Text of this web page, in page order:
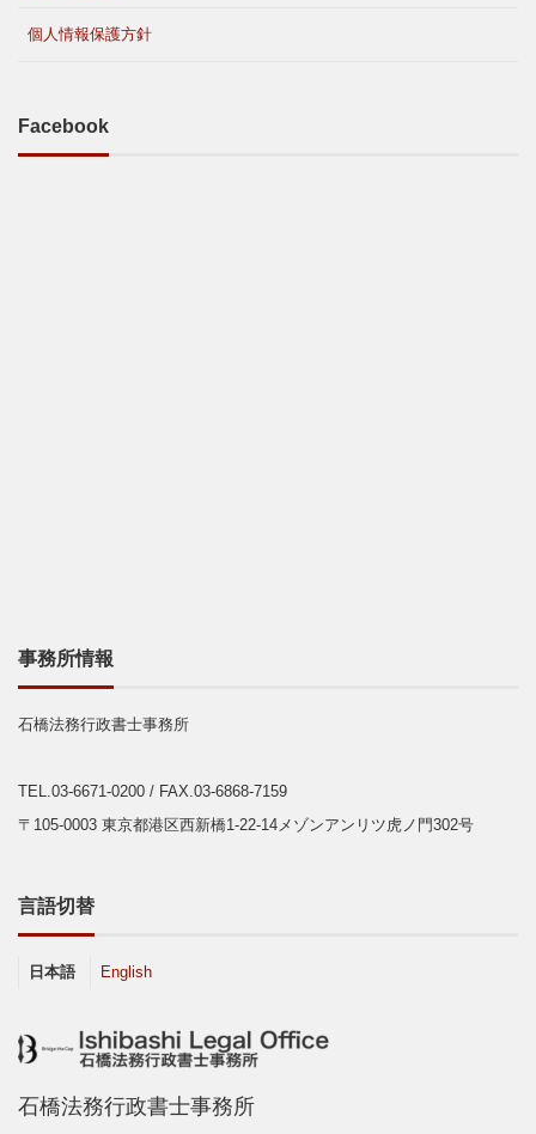
個人情報保護方針
Facebook
事務所情報
石橋法務行政書士事務所
TEL.03-6671-0200 / FAX.03-6868-7159
〒105-0003 東京都港区西新橋1-22-14メゾンアンリツ虎ノ門302号
言語切替
日本語 English
石橋法務行政書士事務所